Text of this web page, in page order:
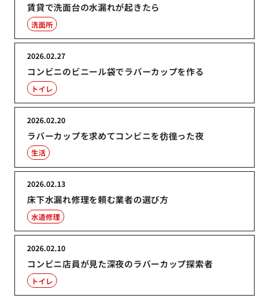
賃貸で洗面台の水漏れが起きたら
洗面所
コンビニのビニール袋でラバーカップを作る
2026.02.27
トイレ
ラバーカップを求めてコンビニを彷徨った夜
2026.02.20
生活
床下水漏れ修理を頼む業者の選び方
2026.02.13
水道修理
コンビニ店員が見た深夜のラバーカップ探索者
2026.02.10
トイレ